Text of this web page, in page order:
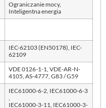
Ograniczanie mocy,
Inteligentna energia
IEC-62103 (EN50178), IEC-
62109
VDE 0126-1-1, VDE-AR-N-
4105, AS-4777, G83 / G59
IEC61000-6-2, IEC61000-6-3
IEC61000-3-11, IEC61000-3-